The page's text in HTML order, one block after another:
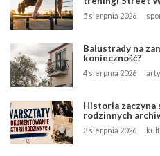
5 sierpnia 2026
Balustrady na
konieczność?
4 sierpnia 2026
Historia zaczyna
rodzinnych
3 sierpnia 2026